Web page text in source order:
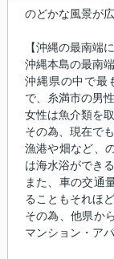
のどかな風景が
【沖縄の最南端
沖縄本島の最南
沖縄県の中で最
で、糸満市の男
女性は魚介類を
その為、現在で
漁港や畑など、
は海水浴ができ
また、車の交通
ることもそれほ
その為、他県か
マンション・ア